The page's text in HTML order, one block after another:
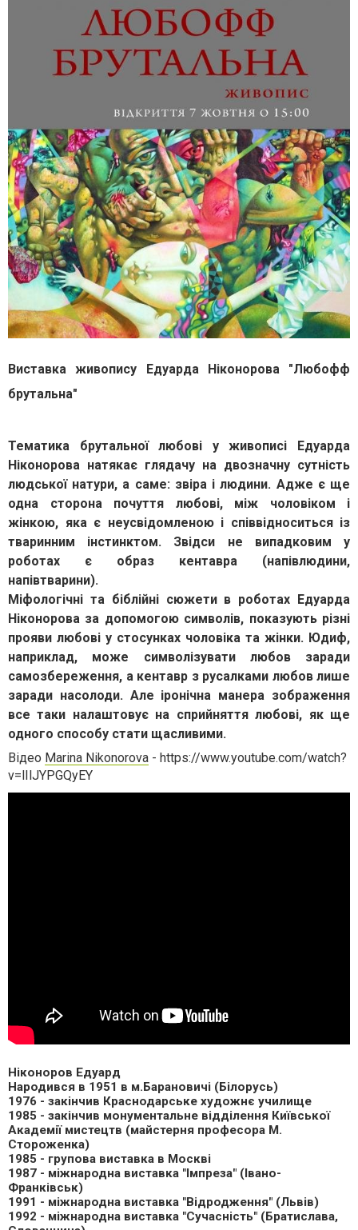
Виставка живопису Едуарда Ніконорова "Любофф
брутальна"
Тематика брутальної любові у живописі Едуарда
Ніконорова натякає глядачу на двозначну сутність
людської натури, а саме: звіра і людини. Адже є ще
одна сторона почуття любові, між чоловіком і
жінкою, яка є неусвідомленою і співвідноситься із
тваринним інстинктом. Звідси не випадковим у
роботах є образ кентавра (напівлюдини,
напівтварини).
Міфологічні та біблійні сюжети в роботах Едуарда
Ніконорова за допомогою символів, показують різні
прояви любові у стосунках чоловіка та жінки. Юдиф,
наприклад, може символізувати любов заради
самозбереження, а кентавр з русалками любов лише
заради насолоди. Але іронічна манера зображення
все таки налаштовує на сприйняття любові, як ще
одного способу стати щасливими.
Відео Marina Nikonorova - https://www.youtube.com/watch?
v=lIlJYPGQyEY
Ніконоров Едуард
Народився в 1951 в м.Барановичі (Білорусь)
1976 - закінчив Краснодарське художнє училище
1985 - закінчив монументальне відділення Київської
Академії мистецтв (майстерня професора М.
Стороженка)
1985 - групова виставка в Москві
1987 - міжнародна виставка "Iмпреза" (Івано-
Франківськ)
1991 - міжнародна виставка "Вiдродження" (Львів)
1992 - міжнародна виставка "Сучаснiсть" (Братислава,